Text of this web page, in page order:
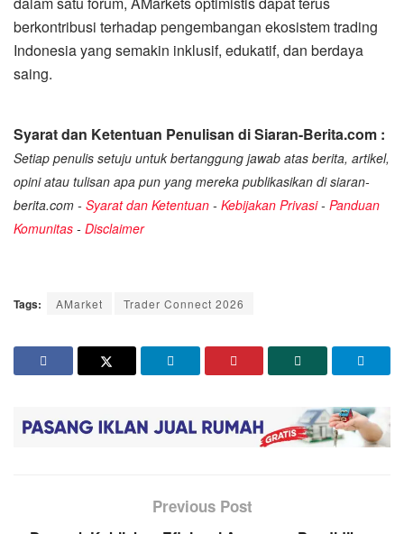
berkontribusi terhadap pengembangan ekosistem trading
Indonesia yang semakin inklusif, edukatif, dan berdaya
saing.
Syarat dan Ketentuan Penulisan di Siaran-Berita.com :
Setiap penulis setuju untuk bertanggung jawab atas berita, artikel,
opini atau tulisan apa pun yang mereka publikasikan di siaran-
berita.com - Syarat dan Ketentuan - Kebijakan Privasi- Panduan
Komunitas - Disclaimer
Tags: AMarket Trader Connect 2026
Previous Post